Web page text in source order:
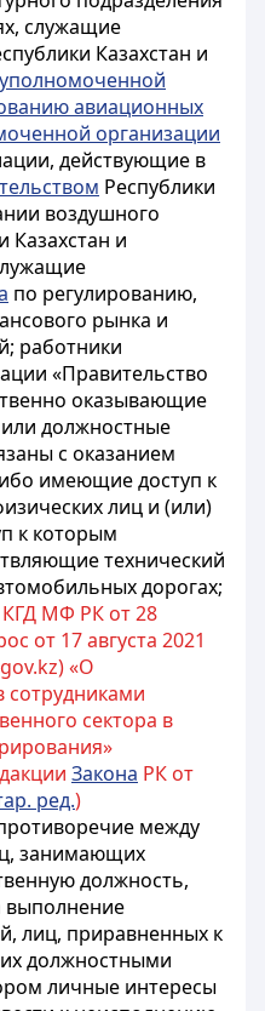
служащие
Казахстан и
уполномоченной
авиационных
организации
действующие в
Республики
воздушного
Казахстан и
по регулированию,
рынка и
работники
«Правительство
оказывающие
или должностные
с оказанием
имеющие доступ к
лиц и (или)
к которым
технический
дорогах;
КГД МФ РК от 28
от 17 августа 2021
«О
сотрудниками
сектора в
Закона РК от
ред.)
между
занимающих
должность,
выполнение
лиц, приравненных к
должностными
личные интересы